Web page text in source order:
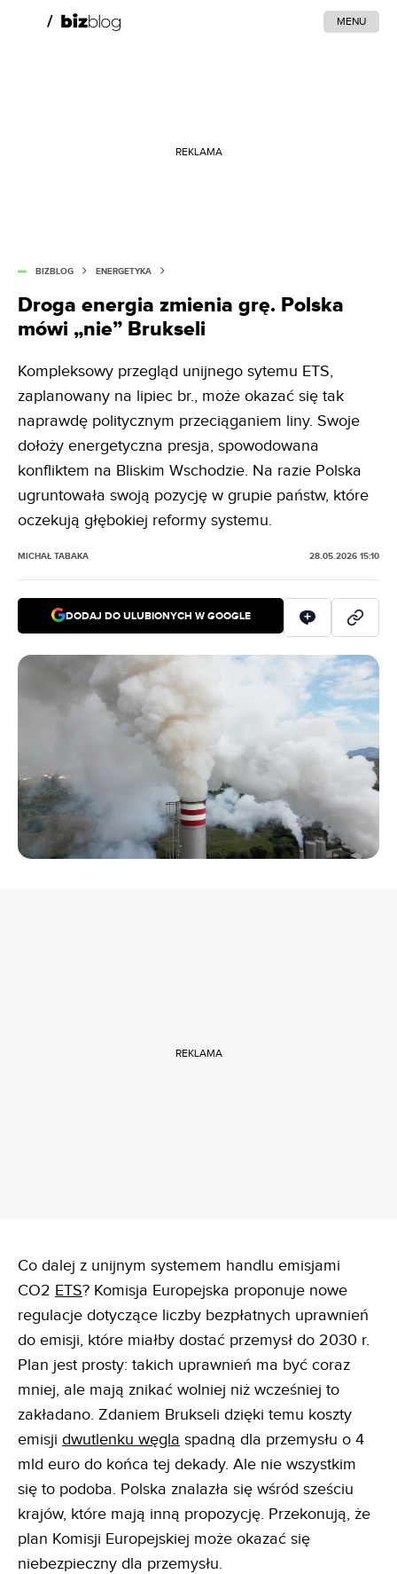
MENU
REKLAMA
BIZBLOG ENERGETYKA
Droga energia zmienia grę. Polska
mówi „nie” Brukseli
Kompleksowy przegląd unijnego sytemu ETS,
zaplanowany na lipiec br., może okazać się tak
naprawdę politycznym przeciąganiem liny. Swoje
dołoży energetyczna presja, spowodowana
konfliktem na Bliskim Wschodzie. Na razie Polska
ugruntowała swoją pozycję w grupie państw, które
oczekują głębokiej reformy systemu.
MICHAŁ TABAKA 28.05.2026 15:10
DODAJ DO ULUBIONYCH W GOOGLE
REKLAMA
Co dalej z unijnym systemem handlu emisjami
CO2 ETS? Komisja Europejska proponuje nowe
regulacje dotyczące liczby bezpłatnych uprawnień
do emisji, które miałby dostać przemysł do 2030 r.
Plan jest prosty: takich uprawnień ma być coraz
mniej, ale mają znikać wolniej niż wcześniej to
zakładano. Zdaniem Brukseli dzięki temu koszty
emisji dwutlenku węgla spadną dla przemysłu o 4
mld euro do końca tej dekady. Ale nie wszystkim
się to podoba. Polska znalazła się wśród sześciu
krajów, które mają inną propozycję. Przekonują, że
plan Komisji Europejskiej może okazać się
niebezpieczny dla przemysłu.